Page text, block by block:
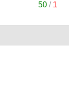
50 / 1